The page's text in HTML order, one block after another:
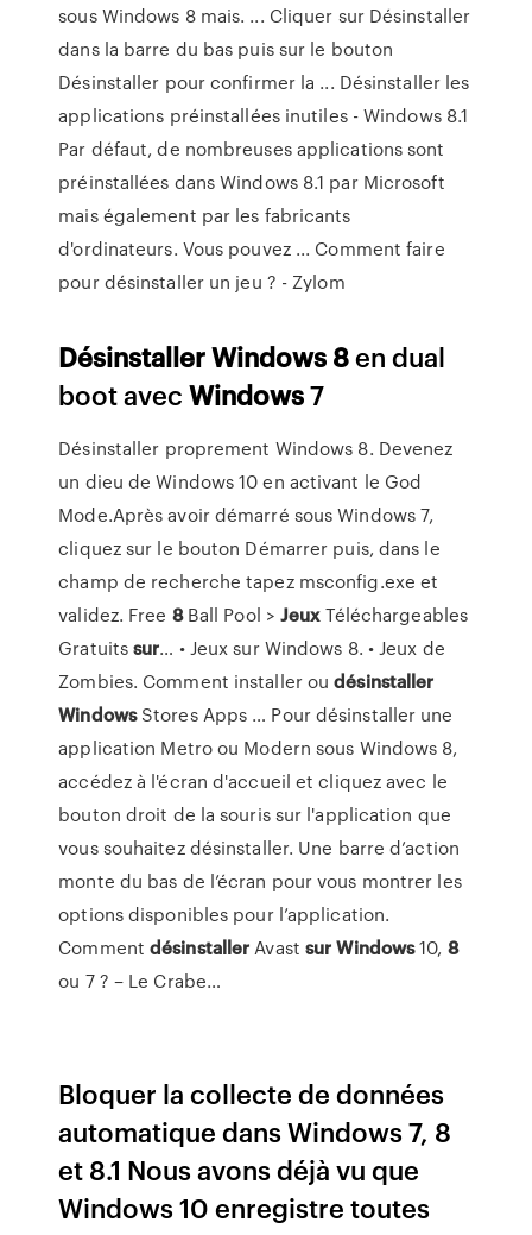
sous Windows 8 mais. ... Cliquer sur Désinstaller
dans la barre du bas puis sur le bouton
Désinstaller pour confirmer la ... Désinstaller les
applications préinstallées inutiles - Windows 8.1
Par défaut, de nombreuses applications sont
préinstallées dans Windows 8.1 par Microsoft
mais également par les fabricants
d'ordinateurs. Vous pouvez ... Comment faire
pour désinstaller un jeu ? - Zylom
DésinstallerWindows 8en dual
boot avecWindows7
Désinstaller proprement Windows 8. Devenez
un dieu de Windows 10 en activant le God
Mode.Après avoir démarré sous Windows 7,
cliquez sur le bouton Démarrer puis, dans le
champ de recherche tapez msconfig.exe et
validez. Free 8Ball Pool >JeuxTéléchargeables
Gratuitssur… • Jeux sur Windows 8. • Jeux de
Zombies. Comment installer oudésinstaller
WindowsStores Apps … Pour désinstaller une
application Metro ou Modern sous Windows 8,
accédez à l'écran d'accueil et cliquez avec le
bouton droit de la souris sur l'application que
vous souhaitez désinstaller. Une barre d’action
monte du bas de l’écran pour vous montrer les
options disponibles pour l’application.
CommentdésinstallerAvast sur Windows10, 8
ou 7 ? – Le Crabe…
Bloquer la collecte de données
automatique dans Windows 7, 8
et 8.1 Nous avons déjà vu que
Windows 10 enregistre toutes